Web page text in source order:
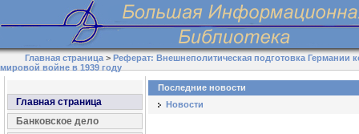
Главная страница >Реферат: Внешнеполитическая подготовка Германии
мировой войне в 1939 году
Главная страница
Банковское дело
Последние новости
Новости